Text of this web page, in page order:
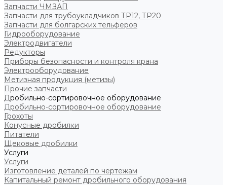
Запчасти ЧМЗАП
Запчасти для трубоукладчиков ТР12, ТР20
Запчасти для болгарских тельферов
Гидрооборудование
Электродвигатели
Редукторы
Приборы безопасности и контроля крана
Электрооборудование
Метизная продукция (метизы)
Прочие запчасти
Дробильно-сортировочное оборудование
Дробильно-сортировочное оборудование
Грохоты
Конусные дробилки
Питатели
Щековые дробилки
Услуги
Услуги
Изготовление деталей по чертежам
Капитальный ремонт дробильного оборудования